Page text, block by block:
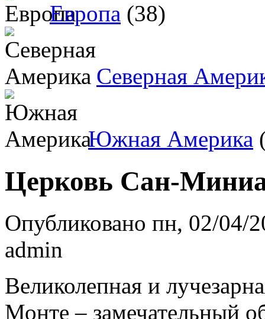
Европа (38)
Северная
Южная Америка
Церковь Сан-
Опубликовано пн, 02/04/
admin
Великолепная и
Монте – замечательный